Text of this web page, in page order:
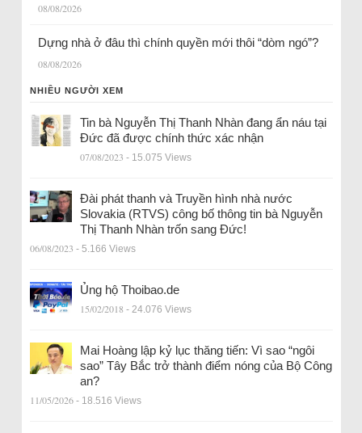
08/08/2026
Dựng nhà ở đâu thì chính quyền mới thôi “dòm ngó”?
08/08/2026
NHIỀU NGƯỜI XEM
Tin bà Nguyễn Thị Thanh Nhàn đang ẩn náu tại
Đức đã được chính thức xác nhận
07/08/2023 - 15.075 Views
Đài phát thanh và Truyền hình nhà nước
Slovakia (RTVS) công bố thông tin bà Nguyễn
Thị Thanh Nhàn trốn sang Đức!
06/08/2023 - 5.166 Views
Ủng hộ Thoibao.de
15/02/2018 - 24.076 Views
Mai Hoàng lập kỷ lục thăng tiến: Vì sao “ngôi
sao” Tây Bắc trở thành điểm nóng của Bộ Công
an?
11/05/2026 - 18.516 Views